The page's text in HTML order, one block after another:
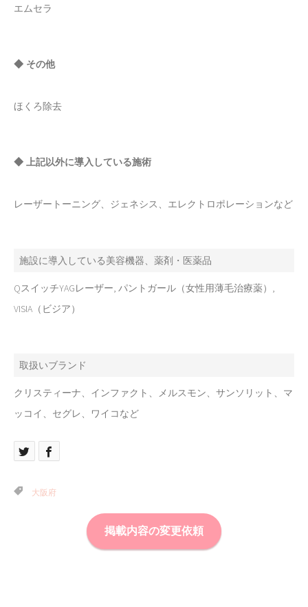
エムセラ
◆ その他
ほくろ除去
◆ 上記以外に導入している施術
レーザートーニング、ジェネシス、エレクトロポレーションなど
施設に導入している美容機器、薬剤・医薬品
QスイッチYAGレーザー, パントガール（女性用薄毛治療薬）,
VISIA（ビジア）
取扱いブランド
クリスティーナ、インファクト、メルスモン、サンソリット、マ
ッコイ、セグレ、ワイコなど
大阪府
掲載内容の変更依頼